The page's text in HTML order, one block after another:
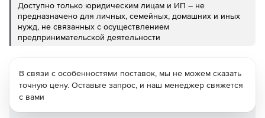
Доступно только юридическим лицам и ИП – не
предназначено для личных, семейных, домашних и иных
нужд, не связанных с осуществлением
предпринимательской деятельности
В связи с особенностями поставок, мы не можем сказать
точную цену. Оставьте запрос, и наш менеджер свяжется
с вами